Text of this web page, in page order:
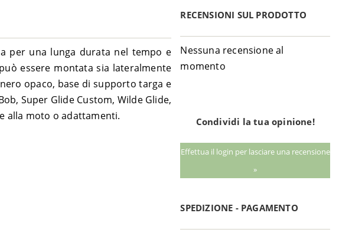
per una lunga durata nel tempo e
essere montata sia lateralmente
opaco, base di supporto targa e
Super Glide Custom, Wilde Glide,
alla moto o adattamenti.
RECENSIONI SUL PRODOTTO
Nessuna recensione al
momento
Condividi la tua opinione!
Effettua il login per lasciare una recensione
»
SPEDIZIONE - PAGAMENTO